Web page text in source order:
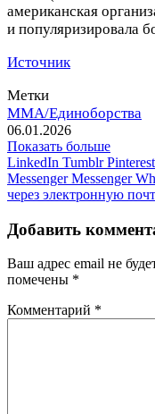
американская
и популяризировала
Источник
Метки
MMA/Единоборства
06.01.2026
Показать больше
LinkedIn Tumblr Pinterest
Messenger Messenger
через электронную
Добавить
Ваш адрес email не
помечены *
Комментарий *